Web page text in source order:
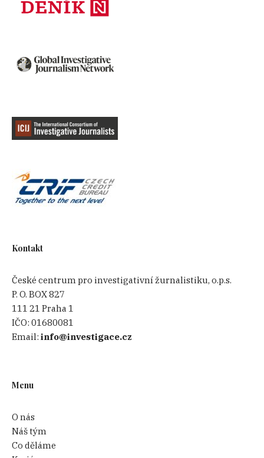
Kontakt
České centrum pro investigativní žurnalistiku, o.p.s.
P. O. BOX 827
111 21 Praha 1
IČO:01680081
Email:info@investigace.cz
Menu
O nás
Náš tým
Co děláme